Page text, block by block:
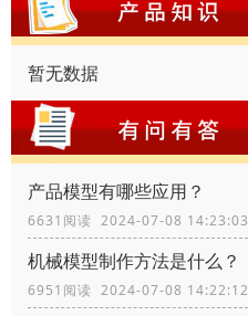
暂无数据
产品模型有哪些应用？
6631阅读 2024-07-08 14:23:03
机械模型制作方法是什么？
6951阅读 2024-07-08 14:22:12